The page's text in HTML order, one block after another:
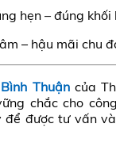
hẹn – đúng khối
– hậu mãi chu
Thuậncủa
chắc cho
để được tư vấn